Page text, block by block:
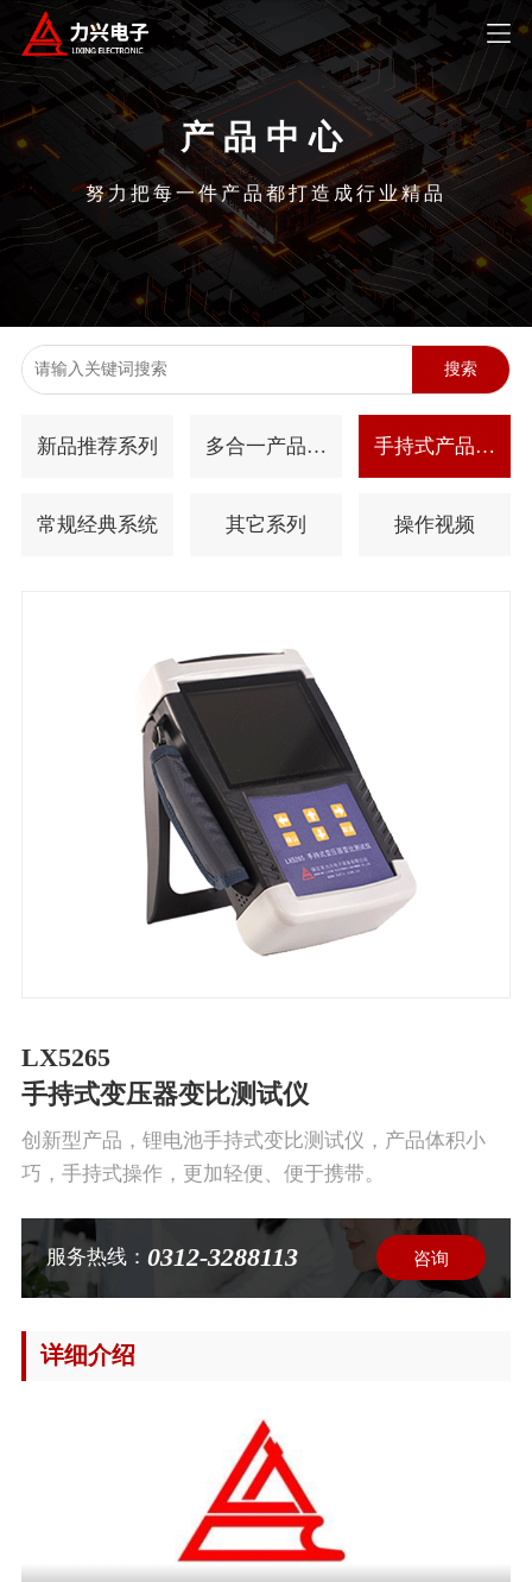
产品中心
努力把每一件产品都打造成行业精品
搜索
新品推荐系列
多合一产品系
手持式产品系
列
常规经典系统 其它系列 操作视频
LX5265
手持式变压器变比测试仪
​创新型产品，锂电池手持式变比测试仪，产品体积小
巧，手持式操作，更加轻便、便于携带。
服务热线： 0312-3288113 咨询
详细介绍